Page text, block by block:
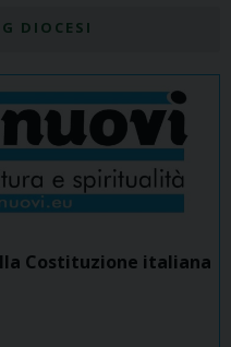
DIOCESI
Costituzione italiana